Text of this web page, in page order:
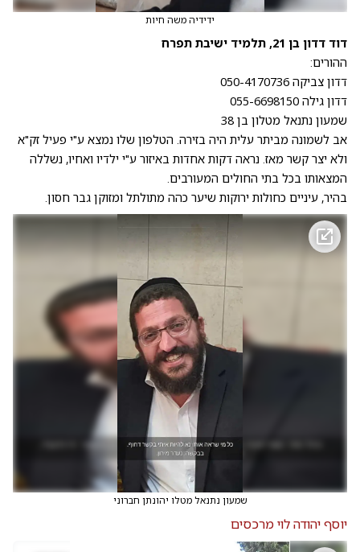
ידידיה משה חיות
דוד דדון בן 21, תלמיד ישיבת תפרח
ההורים:
דדון צביקה 050-4170736
דדון גילה 055-6698150
שמעון נתנאל מטלון בן 38
אב לשמונה מביתר עלית היה בזירה. הטלפון שלו נמצא ע"י פעיל זק"א
ולא יצר קשר מאז. נראה דקות אחדות באיזור ע"י ילדיו ואחיו, נשללה
המצאותו בכל בתי החולים המעורבים.
בהיר, עיניים כחולות ירוקות שיער כהה מתולתל ומזוקן גבר חסון.
שמעון נתנאל מטלו יהונתן חברוני
יוסף יהודה לוי מרכסים